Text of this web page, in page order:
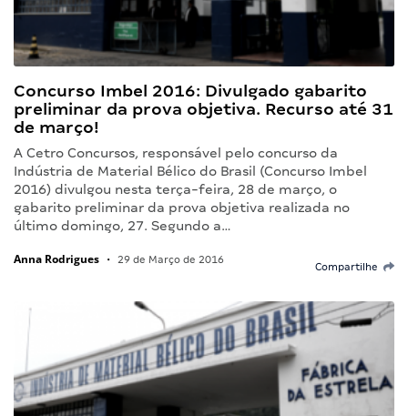
Concurso Imbel 2016: Divulgado gabarito
preliminar da prova objetiva. Recurso até 31
de março!
A Cetro Concursos, responsável pelo concurso da
Indústria de Material Bélico do Brasil (Concurso Imbel
2016) divulgou nesta terça-feira, 28 de março, o
gabarito preliminar da prova objetiva realizada no
último domingo, 27. Segundo a…
Anna Rodrigues • 29 de Março de 2016
Compartilhe